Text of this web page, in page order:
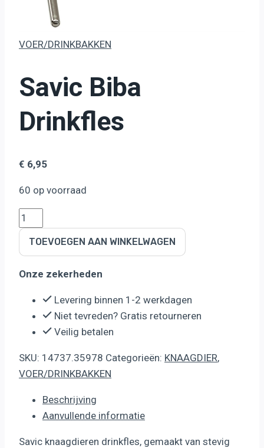
VOER/DRINKBAKKEN
Savic Biba
Drinkfles
€ 6,95
60 op voorraad
Savic
Biba
Drinkfles
TOEVOEGEN AAN WINKELWAGEN
Onze zekerheden
Levering binnen 1-2 werkdagen
Niet tevreden? Gratis retourneren
Veilig betalen
SKU: 14737.35978 Categorieën: KNAAGDIER,
VOER/DRINKBAKKEN
Beschrijving
Aanvullende informatie
Savic knaagdieren drinkfles, gemaakt van stevig